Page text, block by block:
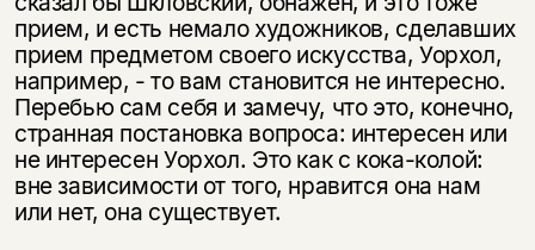
прием, и есть немало художников, сделавших
прием предметом своего искусства, Уорхол,
например, - то вам становится не интересно.
Перебью сам себя и замечу, что это, конечно,
странная постановка вопроса: интересен или
не интересен Уорхол. Это как с кока-колой:
вне зависимости от того, нравится она нам
или нет, она существует.